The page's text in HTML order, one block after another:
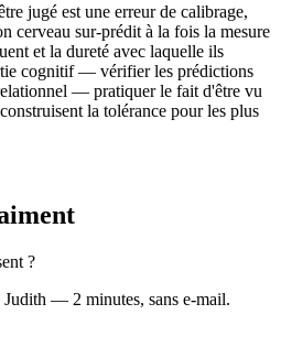
jugé est une erreur de calibrage,
cerveau sur-prédit à la fois la mesure
et la dureté avec laquelle ils
cognitif — vérifier les prédictions
— pratiquer le fait d'être vu
la tolérance pour les plus
?
— 2 minutes, sans e-mail.